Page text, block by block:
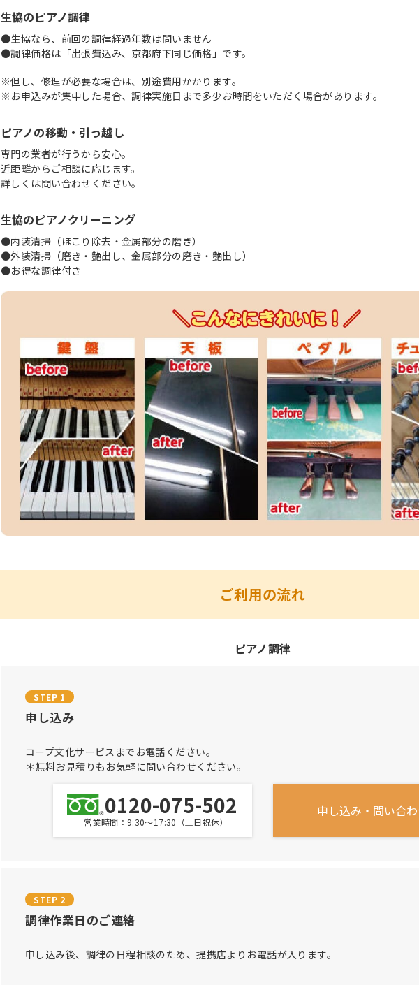
生協のピアノ調律
●生協なら、前回の調律経過年数は問いません
●調律価格は「出張費込み、京都府下同じ価格」です。
※但し、修理が必要な場合は、別途費用かかります。
※お申込みが集中した場合、調律実施日まで多少お時間をいただく場合があります。
ピアノの移動・引っ越し
専門の業者が行うから安心。
近距離からご相談に応じます。
詳しくは問い合わせください。
生協のピアノクリーニング
●内装清掃（ほこり除去・金属部分の磨き）
●外装清掃（磨き・艶出し、金属部分の磨き・艶出し）
●お得な調律付き
ご利用の流れ
ピアノ調律
STEP 1
申し込み
コープ文化サービスまでお電話ください。
＊無料お見積りもお気軽に問い合わせください。
0120-075-502
営業時間：9:30〜17:30（土日祝休）
申し込み‧問い合
STEP 2
調律作業日のご連絡
申し込み後、調律の日程相談のため、提携店よりお電話が入ります。